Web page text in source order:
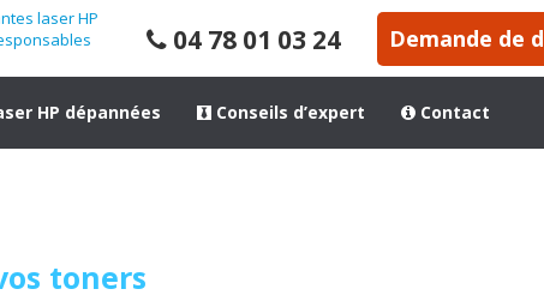
laser HP
04 78 01 03 24 Demande de
HP dépannées Conseils d’expert Contact
toners